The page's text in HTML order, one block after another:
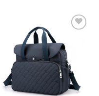
liste de
souhaits